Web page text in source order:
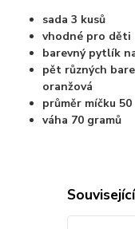
sada 3 kusů
vhodné pro děti
barevný pytlík
pět různých
oranžová
průměr míčku 50
váha 70 gramů